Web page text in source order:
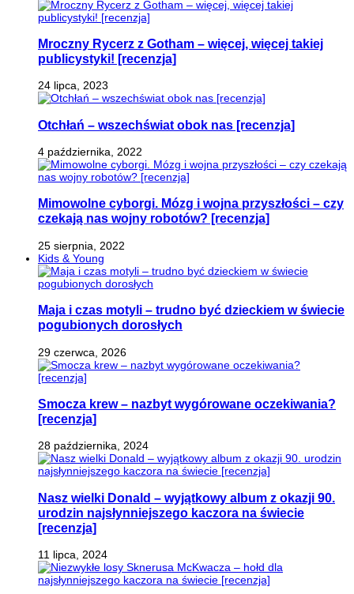
Mroczny Rycerz z Gotham – więcej, więcej takiej
publicystyki! [recenzja]
24 lipca, 2023
Otchłań – wszechświat obok nas [recenzja]
4 października, 2022
Mimowolne cyborgi. Mózg i wojna przyszłości – czy
czekają nas wojny robotów? [recenzja]
25 sierpnia, 2022
Kids & Young
Maja i czas motyli – trudno być dzieckiem w świecie
pogubionych dorosłych
29 czerwca, 2026
Smocza krew – nazbyt wygórowane oczekiwania?
[recenzja]
28 października, 2024
Nasz wielki Donald – wyjątkowy album z okazji 90.
urodzin najsłynniejszego kaczora na świecie
[recenzja]
11 lipca, 2024